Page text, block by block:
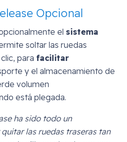
Opcional
el sistema
soltar las ruedas
para facilitar
y el almacenamiento de
volumen
está plegada.
ha sido todo un
las ruedas traseras tan